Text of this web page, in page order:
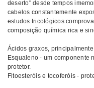
deserto" desde tempos
cabelos constantemente
estudos tricológicos
composição química rica e
Ácidos graxos,
Esqualeno - um componente
protetor.
Fitoesteróis e tocoferóis -